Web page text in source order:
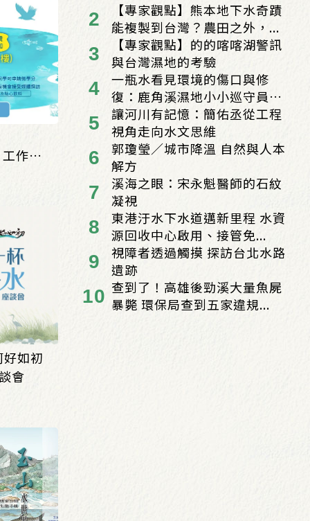
作
如初
會
【專家觀點】熊本地下水奇蹟
能複製到台灣？農田之外，...
【專家觀點】的的喀喀湖警訊
與台灣濕地的考驗
一瓶水看見環境的傷口與修
復：鹿角溪濕地小小巡守員
的...
讓河川有記憶：簡佑丞從工程
視角走向水文思維
郭瓊瑩／城市降溫 自然與人本
解方
溪海之眼：宋永魁醫師的石紋
凝視
東港汙水下水道邁新里程 水資
源回收中心啟用、接管免...
視障者透過觸摸 探訪台北水路
遺跡
查到了！高雄後勁溪大量魚屍
暴斃 環保局查到五家違規...